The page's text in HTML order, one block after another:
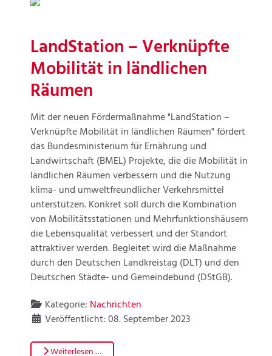
LandStation – Verknüpfte
Mobilität in ländlichen
Räumen
Mit der neuen Fördermaßnahme "LandStation –
Verknüpfte Mobilität in ländlichen Räumen" fördert
das Bundesministerium für Ernährung und
Landwirtschaft (BMEL) Projekte, die die Mobilität in
ländlichen Räumen verbessern und die Nutzung
klima- und umweltfreundlicher Verkehrsmittel
unterstützen. Konkret soll durch die Kombination
von Mobilitätsstationen und Mehrfunktionshäusern
die Lebensqualität verbessert und der Standort
attraktiver werden. Begleitet wird die Maßnahme
durch den Deutschen Landkreistag (DLT) und den
Deutschen Städte- und Gemeindebund (DStGB).
Kategorie: Nachrichten
Veröffentlicht: 08. September 2023
Weiterlesen …